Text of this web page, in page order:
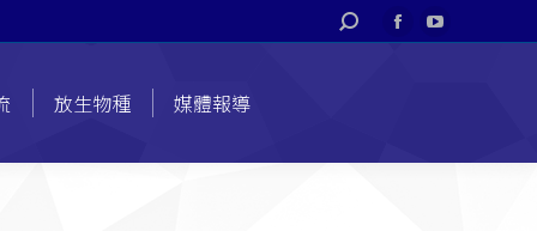
搜
索
Facebook
new
YouTube
new
放生物種 媒體報導